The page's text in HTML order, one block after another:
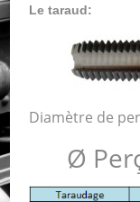
Le taraud:
Diamètre de
Ø